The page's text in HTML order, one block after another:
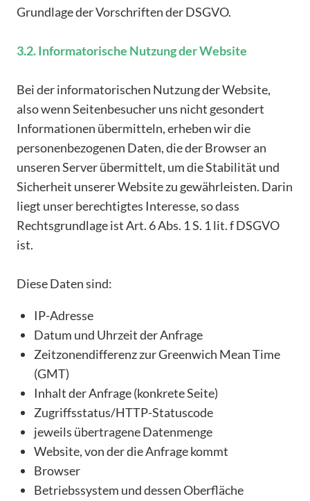
Grundlage der Vorschriften der DSGVO.
3.2. Informatorische Nutzung der Website
Bei der informatorischen Nutzung der Website,
also wenn Seitenbesucher uns nicht gesondert
Informationen übermitteln, erheben wir die
personenbezogenen Daten, die der Browser an
unseren Server übermittelt, um die Stabilität und
Sicherheit unserer Website zu gewährleisten. Darin
liegt unser berechtigtes Interesse, so dass
Rechtsgrundlage ist Art. 6 Abs. 1 S. 1 lit. f DSGVO
ist.
Diese Daten sind:
IP-Adresse
Datum und Uhrzeit der Anfrage
Zeitzonendifferenz zur Greenwich Mean Time
(GMT)
Inhalt der Anfrage (konkrete Seite)
Zugriffsstatus/HTTP-Statuscode
jeweils übertragene Datenmenge
Website, von der die Anfrage kommt
Browser
Betriebssystem und dessen Oberfläche